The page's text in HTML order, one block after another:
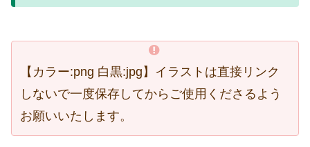
【カラー:png 白黒:jpg】イラストは直接リンク
しないで一度保存してからご使用くださるよう
お願いいたします。